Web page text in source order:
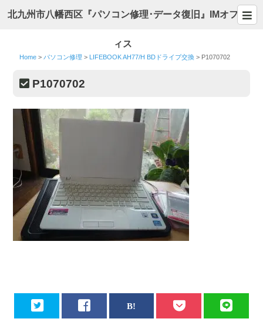
北九州市八幡西区『パソコン修理･データ復旧』IMオフ
ィス
Home > パソコン修理 > LIFEBOOK AH77/H BDドライブ交換 > P1070702
P1070702